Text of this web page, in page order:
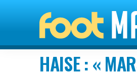
HAISE : «